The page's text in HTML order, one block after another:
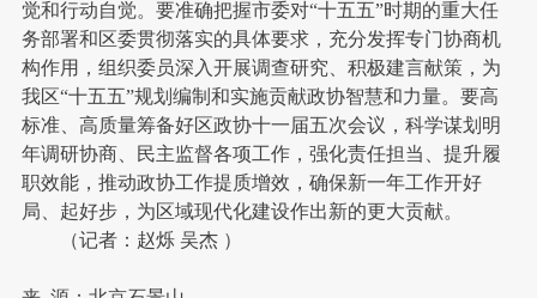
觉和行动自觉。要准确把握市委对“十五五”时期的重大任
务部署和区委贯彻落实的具体要求，充分发挥专门协商机
构作用，组织委员深入开展调查研究、积极建言献策，为
我区“十五五”规划编制和实施贡献政协智慧和力量。要高
标准、高质量筹备好区政协十一届五次会议，科学谋划明
年调研协商、民主监督各项工作，强化责任担当、提升履
职效能，推动政协工作提质增效，确保新一年工作开好
局、起好步，为区域现代化建设作出新的更大贡献。
（记者：赵烁 吴杰 ）